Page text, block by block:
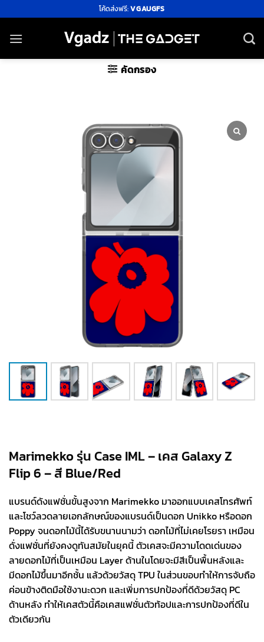
ไป
ยัง
โค้ดส่งฟรี:VGAUGFS
คัดกรอง
Marimekko รุ่น Case IML – เคส Galaxy Z
Flip 6 – สี Blue/Red
แบรนด์ดังแฟชั่นขั้นสูงจาก Marimekko มาออกแบบเคสโทรศัพท์
และโชว์ลวดลายเอกลักษณ์ของแบรนด์เป็นดอก Unikko หรือดอก
Poppy จนดอกไม้นี้ได้รับขนานนามว่า ดอกไม้ที่ไม่เคยโรยรา เหมือน
ดั่งแฟชั่นที่ยังคงดูทันสมัยในยุคนี้ ตัวเคสจะมีความโดดเด่นของ
ลายดอกไม้ที่เป็นเหมือน Layer ด้านในโดยจะมีสีเป็นพื้นหลังและ
มีดอกไม้ขึ้นมาอีกชั้น แล้วด้วยวัสดุ TPU ในส่วนขอบทำให้การจับถือ
ค่อนข้างติดมือใช้งานะดวก และเพิ่มการปกป้องที่ดีด้วยวัสดุ PC
ด้านหลัง ทำให้เคสตัวนี้คือเคสแฟชั่นตัวท้อปและการปกป้องที่ดีใน
ตัวเดียวกัน